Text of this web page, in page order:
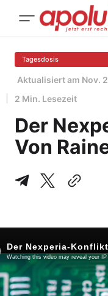
Tagesdosis
Aktualisiert am Nov.
2 Min. Lesezeit
Der
Von